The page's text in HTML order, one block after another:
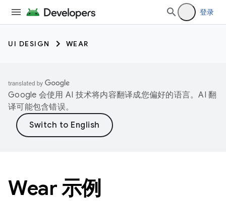
登录
UI DESIGN WEAR
Google 会使用 AI 技术将内容翻译成您偏好的语言。AI 翻
译可能包含错误。
Wear 示例